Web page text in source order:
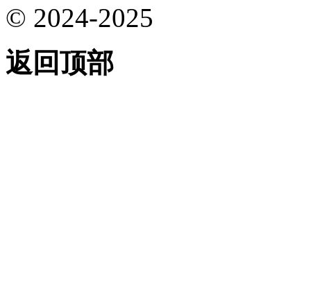
© 2024-2025
返回顶部